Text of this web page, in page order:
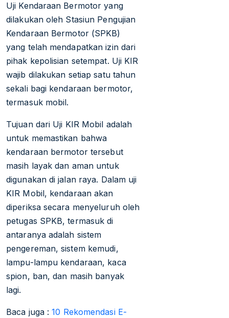
Uji Kendaraan Bermotor yang
dilakukan oleh Stasiun Pengujian
Kendaraan Bermotor (SPKB)
yang telah mendapatkan izin dari
pihak kepolisian setempat. Uji KIR
wajib dilakukan setiap satu tahun
sekali bagi kendaraan bermotor,
termasuk mobil.
Tujuan dari Uji KIR Mobil adalah
untuk memastikan bahwa
kendaraan bermotor tersebut
masih layak dan aman untuk
digunakan di jalan raya. Dalam uji
KIR Mobil, kendaraan akan
diperiksa secara menyeluruh oleh
petugas SPKB, termasuk di
antaranya adalah sistem
pengereman, sistem kemudi,
lampu-lampu kendaraan, kaca
spion, ban, dan masih banyak
lagi.
Baca juga :10 Rekomendasi E-